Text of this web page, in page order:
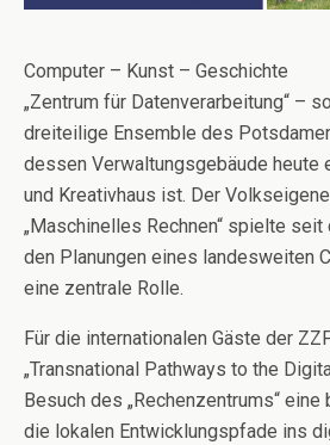
Computer – Kunst – Geschichte
„Zentrum für Datenverarbeitung“ –
dreiteilige Ensemble des
dessen Verwaltungsgebäude heute
und Kreativhaus ist. Der
„Maschinelles Rechnen“ spielte seit
den Planungen eines landesweiten
eine zentrale Rolle.
Für die internationalen Gäste der
„Transnational Pathways to the
Besuch des „Rechenzentrums“ eine
die lokalen Entwicklungspfade ins